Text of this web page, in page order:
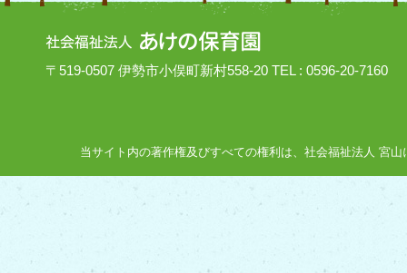
〒519-0507 伊勢市小俣町新村558-20 TEL : 0596-20-7160
当サイト内の著作権及びすべての権利は、社会福祉法人 宮